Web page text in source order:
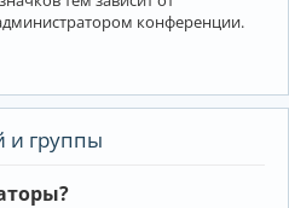
конференции.
и группы